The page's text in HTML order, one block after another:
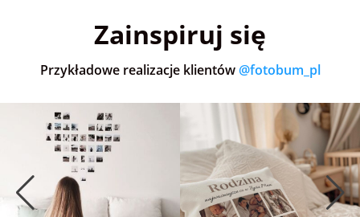
Zainspiruj się
Przykładowe realizacje klientów @fotobum_pl